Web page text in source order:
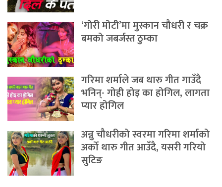
‘गोरी मोटी’मा मुस्कान चौधरी र चक्र
बमको जबर्जस्त ठुम्का
गरिमा शर्माले जब थारु गीत गाउँदै
भनिन्- गोही होइ का होगिल, लागता
प्यार होगिल
अन्नु चौधरीको स्वरमा गरिमा शर्माको
अर्को थारु गीत आउँदै, यसरी गरियो
सुटिङ